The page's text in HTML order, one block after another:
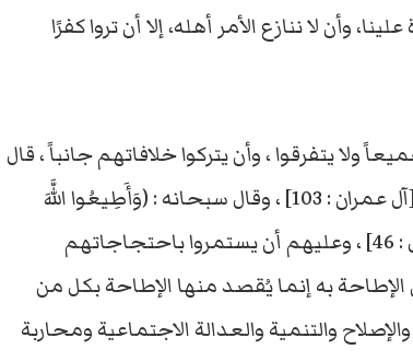
وأن لا ننازع الأمر أهله، إلا أن تروا كفرًا
ولا يتفرقوا ، وأن يتركوا خلافاتهم جانباً ، قال
الله تعالى : (وَاعْتَصِمُوا بِحَبْلِ اللَّهِ جَمِيعًا وَلَا تَفَرَّقُوا) [آل عمران : 103] ، وقال سبحانه : (وَأَطِيعُوا اللَّهَ
وَرَسُولَهُ وَلَا تَنَازَعُوا فَتَفْشَلُوا وَتَذْهَبَ رِيحُكُمْ) [الأنفال : 46] ، وعليهم أن يستمروا باحتجاجاتهم
به إنما يُقصد منها الإطاحة بكل من
والتنمية والعدالة الاجتماعية ومحاربة